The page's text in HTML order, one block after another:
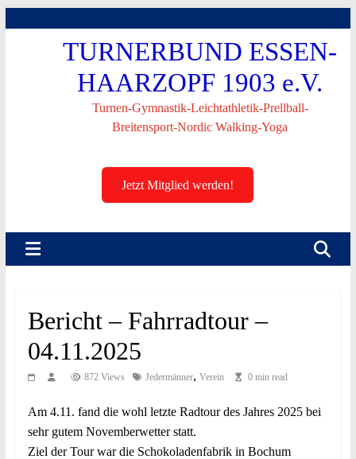
TURNERBUND ESSEN-
HAARZOPF 1903 e.V.
Turnen-Gymnastik-Leichtathletik-Prellball-
Breitensport-Nordic Walking-Yoga
Jetzt Mitglied werden!
Bericht – Fahrradtour –
04.11.2025
872 Views Jedermänner, Verein 0 min read
Am 4.11. fand die wohl letzte Radtour des Jahres 2025 bei
sehr gutem Novemberwetter statt.
Ziel der Tour war die Schokoladenfabrik in Bochum